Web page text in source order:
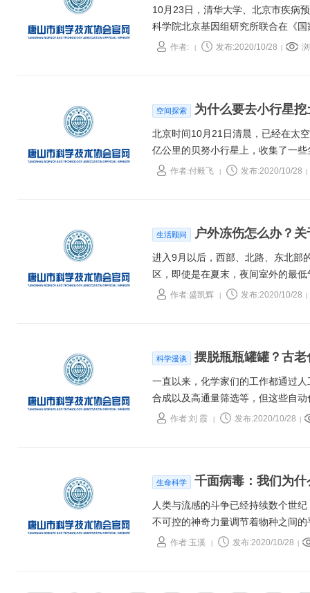
10月23日，清华大学、北京市疾病
科学院北京基因组研究所联合在《
测序和病毒基因组序列，结合全面
作者: 发布:2020/10/28
空间探索 为什么要去小行星
北京时间10月21日清晨，已经在太
亿公里的贝努小行星上，收集了一
抓回“一把土”，值得吗？当然！在
作者:付毅飞 发布:2020/10/28
生活顾问 户外冻伤怎么办？
进入9月以后，西部、北路、东北部
区，即使是在夏末，夜间室外的最
样恶劣的环境，严重低温可引起机
作者:盛凯辉 发布:2020/10/28
科学漫谈 摆脱瓶瓶罐罐？古
一直以来，化学家们的工作都通过
合成以及高通量筛选等，但这些自
有合成有机化学的数字自动化标准
作者:刘 霞 发布:2020/10/28
生命科学 千面病毒：我们为
人类与流感的斗争已经持续数个世
不可控的神奇力量调节着物种之间
残酷斗争中赢得一席之地。
作者:玉溪 发布:2020/10/28